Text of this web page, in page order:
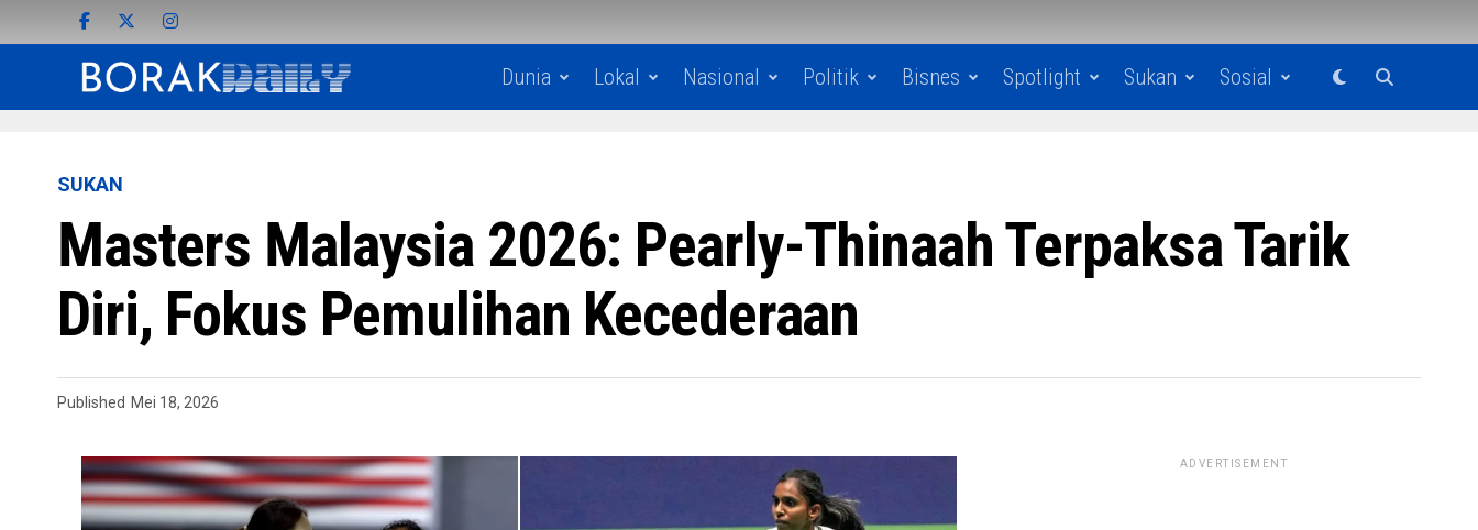
Dunia Lokal Nasional Politik Bisnes Spotlight Sukan Sosial
SUKAN
Masters Malaysia 2026: Pearly-Thinaah Terpaksa Tarik
Diri, Fokus Pemulihan Kecederaan
Published Mei 18, 2026
ADVERTISEMENT